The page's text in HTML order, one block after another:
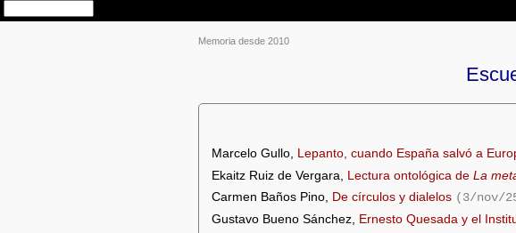
Memoria desde 2010
Marcelo Gullo, Lepanto, cuando España salvó a
Ekaitz Ruiz de Vergara, Lectura ontológica de La
Carmen Baños Pino, De círculos y dialelos (3/nov/
Gustavo Bueno Sánchez, Ernesto Quesada y el